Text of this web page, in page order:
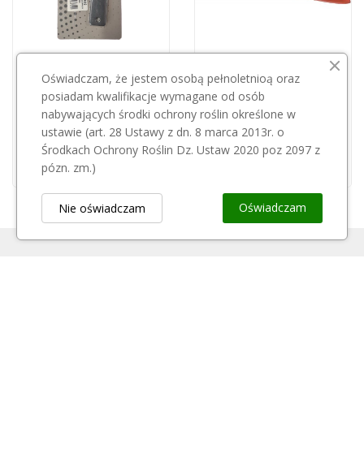
KAMIKAZE
Kamikaze ostrze do KM-675/8832
37,99 zł
Przepraszamy, ten produkt
jest niedostępny.
LOWE
352,00 zł
Oświadczam, że jestem osobą pełnoletnioą oraz
posiadam kwalifikacje wymagane od osób
nabywających środki ochrony roślin określone w
ustawie (art. 28 Ustawy z dn. 8 marca 2013r. o
Środkach Ochrony Roślin Dz. Ustaw 2020 poz 2097 z
pózn. zm.)
Oświadczam
Nie oświadczam